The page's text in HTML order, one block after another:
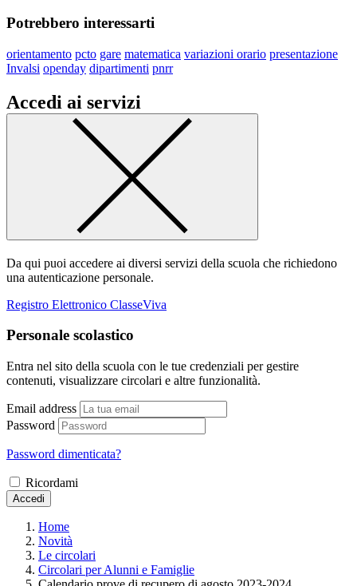
Potrebbero interessarti
orientamento pcto gare matematica variazioni orario presentazione
Invalsi openday dipartimenti pnrr
Accedi ai servizi
Da qui puoi accedere ai diversi servizi della scuola che richiedono
una autenticazione personale.
Registro Elettronico ClasseViva
Personale scolastico
Entra nel sito della scuola con le tue credenziali per gestire
contenuti, visualizzare circolari e altre funzionalità.
Email address
Password
Password dimenticata?
Ricordami
Accedi
Home
Novità
Le circolari
Circolari per Alunni e Famiglie